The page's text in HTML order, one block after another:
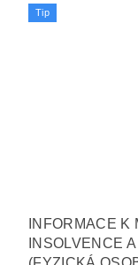
Tip
INFORMACE K
INSOLVENCE